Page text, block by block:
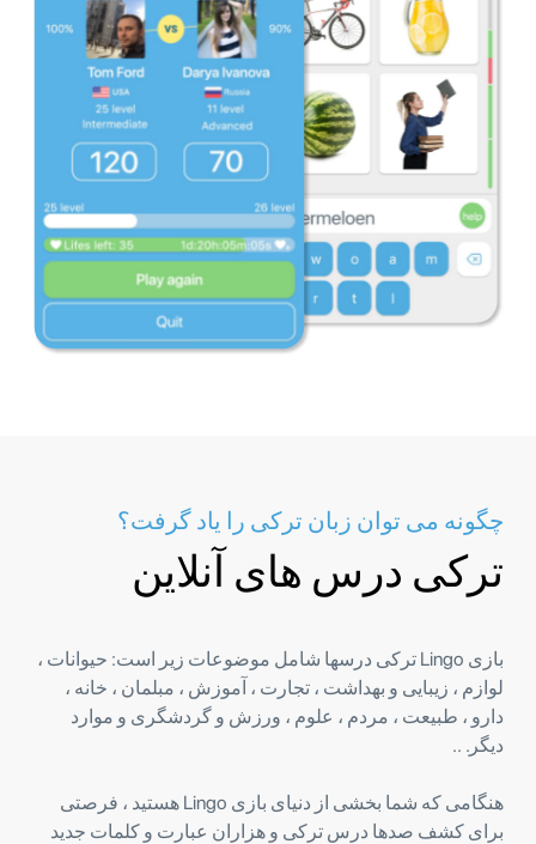
چگونه می توان زبان ترکی را یاد گرفت؟
ترکی درس های آنلاین
بازی Lingo ترکی درسها شامل موضوعات زیر است: حیوانات ،
لوازم ، زیبایی و بهداشت ، تجارت ، آموزش ، مبلمان ، خانه ،
دارو ، طبیعت ، مردم ، علوم ، ورزش و گردشگری و موارد
دیگر. ..
هنگامی که شما بخشی از دنیای بازی Lingo هستید ، فرصتی
برای کشف صدها درس ترکی و هزاران عبارت و کلمات جدید